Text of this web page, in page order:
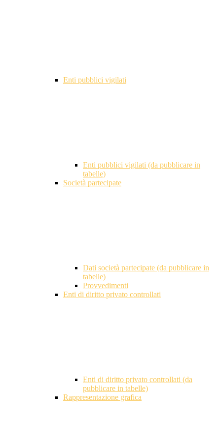
Enti pubblici vigilati
Enti pubblici vigilati (da pubblicare in
tabelle)
Società partecipate
Dati società partecipate (da pubblicare in
tabelle)
Provvedimenti
Enti di diritto privato controllati
Enti di diritto privato controllati (da
pubblicare in tabelle)
Rappresentazione grafica